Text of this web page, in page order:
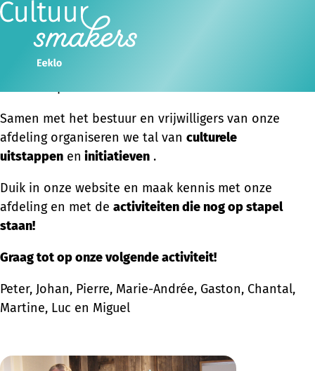
WELKOM BIJ
Cultuursmakers Eeklo
cultuurliefhebber
Samen met het bestuur en vrijwilligers van onze
afdeling organiseren we tal van culturele
uitstappen en initiatieven .
Duik in onze website en maak kennis met onze
afdeling en met de activiteiten die nog op stapel
staan!
Graag tot op onze volgende activiteit!
Peter, Johan, Pierre, Marie-Andrée, Gaston, Chantal,
Martine, Luc en Miguel